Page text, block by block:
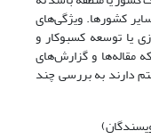
کشورها. ویژگی‌های
یا توسعه کسب­و­کار و
مقاله‌ها و گزارش‌های
دارند به بررسی چند